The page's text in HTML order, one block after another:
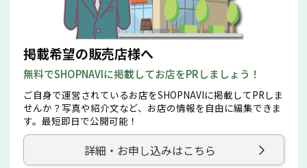
掲載希望の販売店様へ
無料でSHOPNAVIに掲載してお店をPRしましょう！
ご自身で運営されているお店をSHOPNAVIに掲載してPRしま
せんか？写真や紹介文など、お店の情報を自由に編集できま
す。最短即日で公開可能！
詳細・お申し込みはこちら